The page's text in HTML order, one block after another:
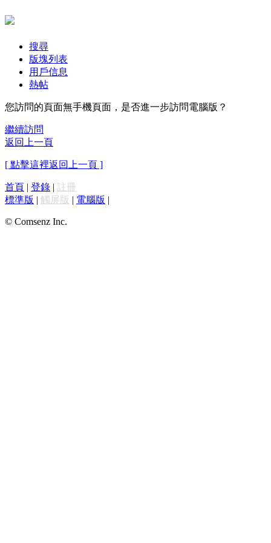
搜尋
版塊列表
用戶信息
熱帖
您訪問的頁面無手機頁面，是否進一步訪問電腦版？
繼續訪問
返回上一頁
[ 點擊這裡返回上一頁 ]
首頁 | 登錄 | 註冊
標準版 | 觸屏版 | 電腦版 |
© Comsenz Inc.